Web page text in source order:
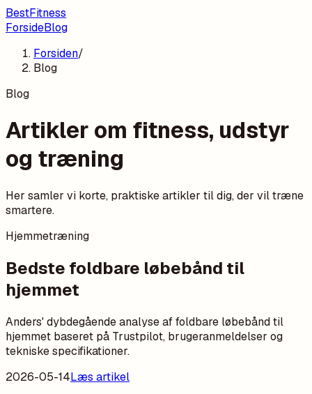
BestFitness
ForsideBlog
Forsiden/
Blog
Blog
Artikler om fitness, udstyr
og træning
Her samler vi korte, praktiske artikler til dig, der vil træne
smartere.
Hjemmetræning
Bedste foldbare løbebånd til
hjemmet
Anders' dybdegående analyse af foldbare løbebånd til
hjemmet baseret på Trustpilot, brugeranmeldelser og
tekniske specifikationer.
2026-05-14Læs artikel